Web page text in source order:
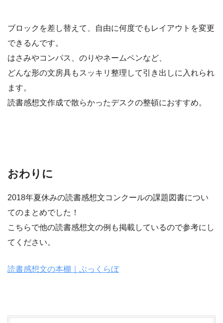
ブロックを差し替えて、自由に何度でもレイアウトを変更
できるんです。
はさみやコンパス、のりやネームペンなど、
どんな形の文房具もスッキリ整理して引き出しに入れられ
ます。
読書感想文作成で散らかったデスクの整頓におすすめ。
おわりに
2018年夏休みの読書感想文コンクールの課題図書につい
てのまとめでした！
こちらで他の読書感想文の例も掲載しているので参考にし
てください。
読書感想文の本棚｜ぶっくらぼ